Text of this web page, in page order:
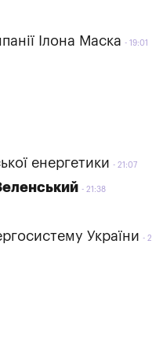
Ілона Маска 19:01
енергетики 21:07
21:38
України